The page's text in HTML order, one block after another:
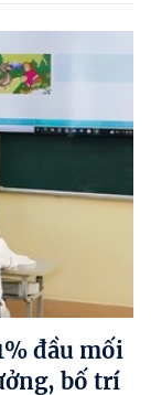
đầu mối
bố trí